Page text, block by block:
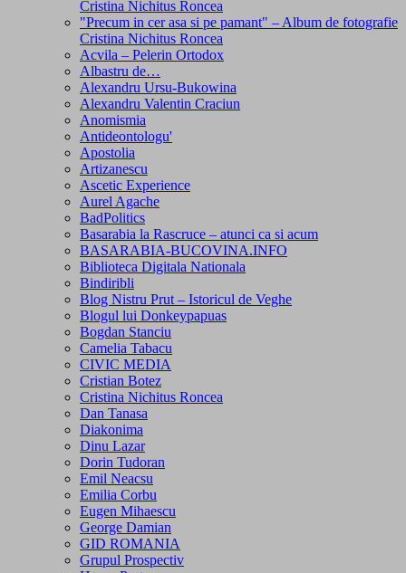
Cristina Nichitus Roncea
"Precum in cer asa si pe pamant" – Album de fotografie
Cristina Nichitus Roncea
Acvila – Pelerin Ortodox
Albastru de…
Alexandru Ursu-Bukowina
Alexandru Valentin Craciun
Anomismia
Antideontologu'
Apostolia
Artizanescu
Ascetic Experience
Aurel Agache
BadPolitics
Basarabia la Rascruce – atunci ca si acum
BASARABIA-BUCOVINA.INFO
Biblioteca Digitala Nationala
Bindiribli
Blog Nistru Prut – Istoricul de Veghe
Blogul lui Donkeypapuas
Bogdan Stanciu
Camelia Tabacu
CIVIC MEDIA
Cristian Botez
Cristina Nichitus Roncea
Dan Tanasa
Diakonima
Dinu Lazar
Dorin Tudoran
Emil Neacsu
Emilia Corbu
Eugen Mihaescu
George Damian
GID ROMANIA
Grupul Prospectiv